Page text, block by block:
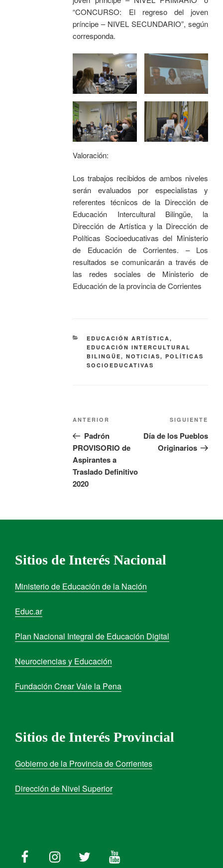
“CONCURSO: El regreso del joven
príncipe – NIVEL SECUNDARIO”, según
corresponda.
Valoración:
Los trabajos recibidos de ambos niveles
serán evaluados por especialistas y
referentes técnicos de la Dirección de
Educación Intercultural Bilingüe, la
Dirección de Artística y la Dirección de
Políticas Socioeducativas del Ministerio
de Educación de Corrientes. – Los
resultados se comunicarán a través de
las redes sociales de Ministerio de
Educación de la provincia de Corrientes
EDUCACIÓN ARTÍSTICA,
EDUCACIÓN INTERCULTURAL
BILINGÜE, NOTICIAS, POLÍTICAS
SOCIOEDUCATIVAS
ANTERIOR
Padrón
PROVISORIO de
Aspirantes a
Traslado Definitivo
2020
SIGUIENTE
Día de los Pueblos
Originarios
Sitios de Interés Nacional
Ministerio de Educación de la Nación
Educ.ar
Plan Nacional Integral de Educación Digital
Neurociencias y Educación
Fundación Crear Vale la Pena
Sitios de Interés Provincial
Gobierno de la Provincia de Corrientes
Dirección de Nivel Superior